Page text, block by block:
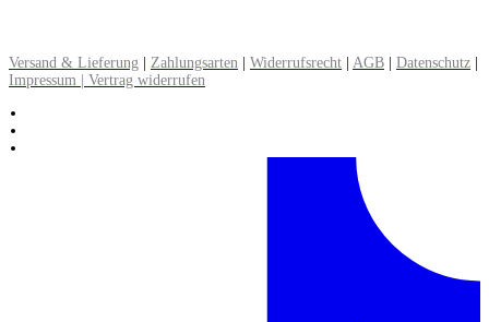
Versand & Lieferung
Zahlungsarten Widerrufsrecht AGB Datenschutz
Impressum | Vertrag widerrufen